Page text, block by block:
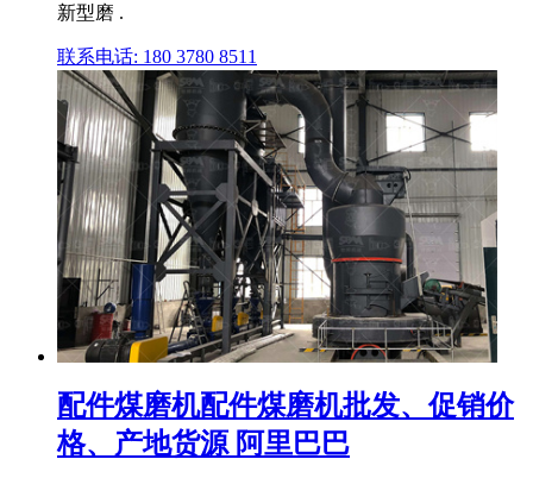
新型磨 .
联系电话: 180 3780 8511
配件煤磨机配件煤磨机批发、促销价
格、产地货源 阿里巴巴